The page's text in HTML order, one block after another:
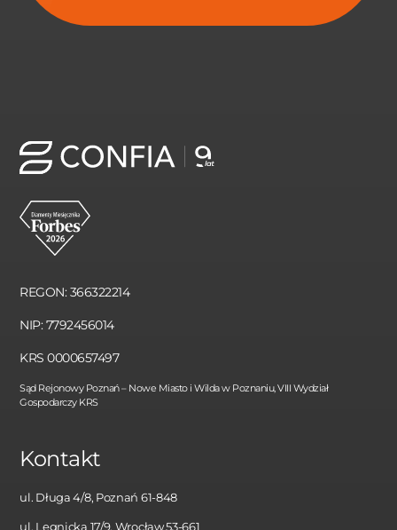
REGON: 366322214
NIP: 7792456014
KRS 0000657497
Sąd Rejonowy Poznań – Nowe Miasto i Wilda w Poznaniu, VIII Wydział
Gospodarczy KRS
Kontakt
ul. Długa 4/8, Poznań 61-848
ul. Legnicka 17/9, Wrocław 53-661